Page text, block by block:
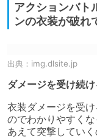
アクションバト
ンの衣装が破れ
出典： img.dlsite.jp
ダメージを受け続
衣装ダメージを受
のでわかりやすくな
あえて突撃してい